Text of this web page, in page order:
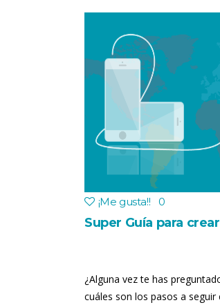
¡Me gusta!! 0
Super Guía para
¿Alguna vez te has
cuáles son los pasos a seguir